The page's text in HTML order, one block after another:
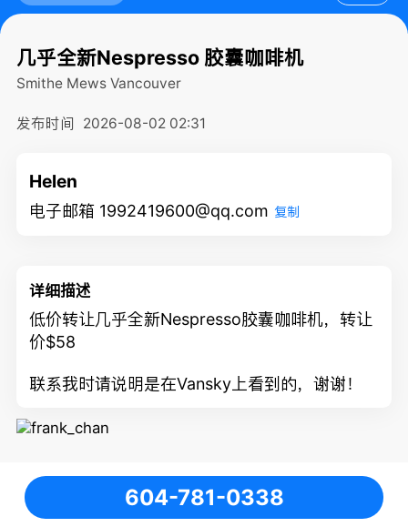
几乎全新Nespresso 胶囊咖啡机
Smithe Mews Vancouver
发布时间 2026-08-02 02:31
Helen
电子邮箱 1992419600@qq.com 复制
详细描述
低价转让几乎全新Nespresso胶囊咖啡机，转让
价$58
联系我时请说明是在Vansky上看到的，谢谢！
604-781-0338